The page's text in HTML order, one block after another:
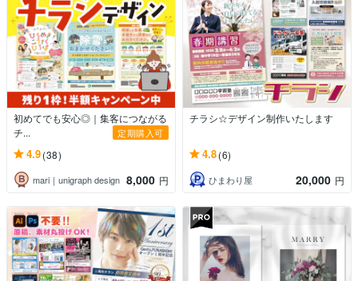
初めてでも安心◎｜集客につながる
チ...
定期購入可
4.9(38)
mari｜unigraph design 8,000 円
チラシ☆デザイン制作いたします
4.8(6)
ひまわり屋 20,000 円